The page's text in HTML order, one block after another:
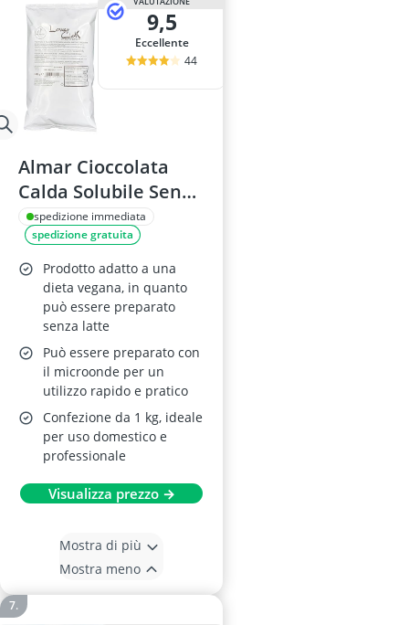
9,5
Eccellente
44
Almar Cioccolata
Calda Solubile Senza
Glutine 1 kg
spedizione immediata
spedizione gratuita
Prodotto adatto a una
dieta vegana, in quanto
può essere preparato
senza latte
Può essere preparato con
il microonde per un
utilizzo rapido e pratico
Confezione da 1 kg, ideale
per uso domestico e
professionale
Visualizza prezzo →
Mostra di più
Mostra meno